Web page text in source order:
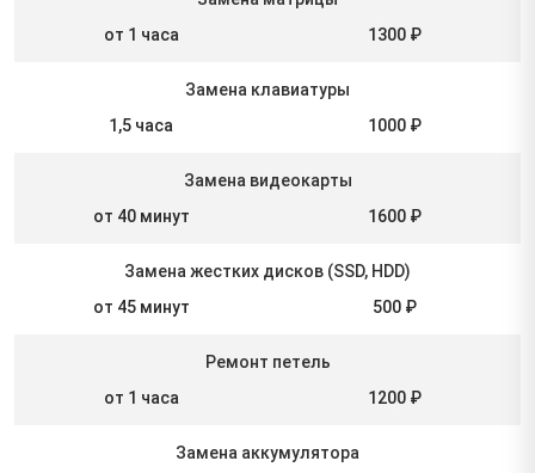
от 1 часа
1300 ₽
Замена клавиатуры
1,5 часа
1000 ₽
Замена видеокарты
от 40 минут
1600 ₽
Замена жестких дисков (SSD, HDD)
от 45 минут
500 ₽
Ремонт петель
от 1 часа
1200 ₽
Замена аккумулятора